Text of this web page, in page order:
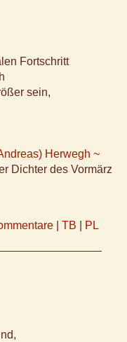
Fortschritt
sein,
Herwegh ~
Dichter des Vormärz
TB PL